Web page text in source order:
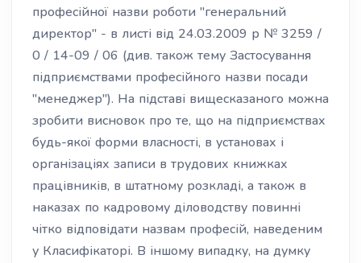
професійної назви роботи "генеральний
директор" - в листі від 24.03.2009 р № 3259 /
0 / 14-09 / 06 (див. також тему Застосування
підприємствами професійного назви посади
"менеджер"). На підставі вищесказаного можна
зробити висновок про те, що на підприємствах
будь-якої форми власності, в установах і
організаціях записи в трудових книжках
працівників, в штатному розкладі, а також в
наказах по кадровому діловодству повинні
чітко відповідати назвам професій, наведеним
у Класифікаторі. В іншому випадку, на думку